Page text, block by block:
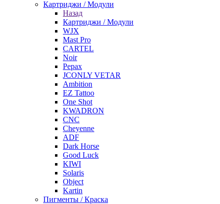
Картриджи / Модули
Назад
Картриджи / Модули
WJX
Mast Pro
CARTEL
Noir
Pepax
JCONLY VETAR
Ambition
EZ Tattoo
One Shot
KWADRON
CNC
Cheyenne
ADF
Dark Horse
Good Luck
KIWI
Solaris
Object
Kartin
Пигменты / Краска